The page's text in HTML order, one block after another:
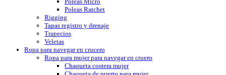
Poleas Ratchet
Rigging
Tapas registro y drenaje
Trapecios
Veletas
Ropa para navegar en crucero
Ropa para mujer para navegar en cruero
Chaqueta costera mujer